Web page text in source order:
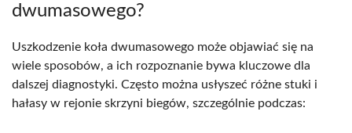
dwumasowego?
Uszkodzenie koła dwumasowego może objawiać się na
wiele sposobów, a ich rozpoznanie bywa kluczowe dla
dalszej diagnostyki. Często można usłyszeć różne stuki i
hałasy w rejonie skrzyni biegów, szczególnie podczas: